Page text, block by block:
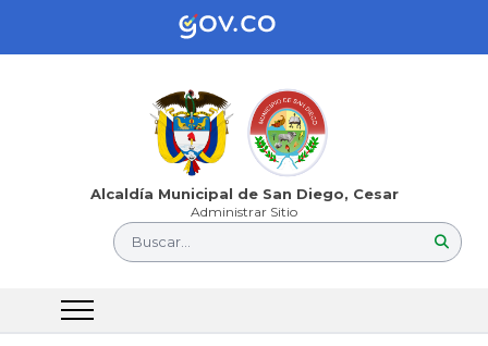
Alcaldía Municipal de San Diego, Cesar
Administrar Sitio
Buscar...